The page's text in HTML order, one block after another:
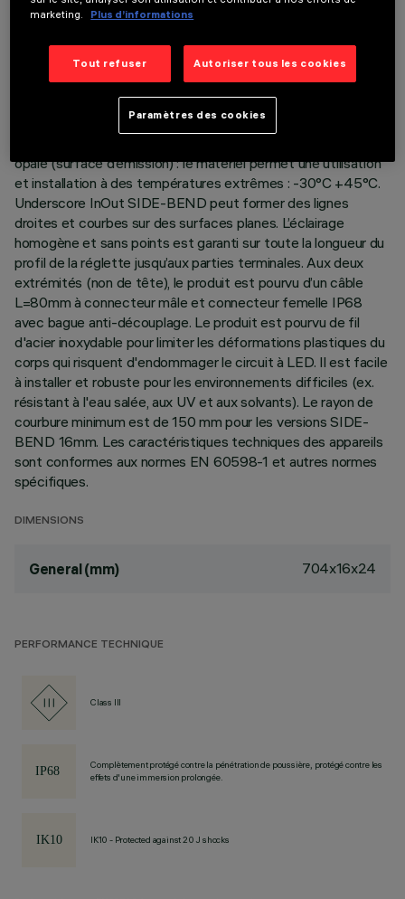
Appareil d’éclairage linéaire pour architecture d’intérieur ou
d’extérieur - à LED monochromes warm white - réalisé sur
circuit flexible blanc 24Vdc, L=704mm. Le circuit est
entièrement encapsulé IP68 avec gaine en polymère à
opale (surface d’émission) : le matériel permet une utilisation
et installation à des températures extrêmes : -30°C +45°C.
Underscore InOut SIDE-BEND peut former des lignes
droites et courbes sur des surfaces planes. L’éclairage
homogène et sans points est garanti sur toute la longueur du
profil de la réglette jusqu’aux parties terminales. Aux deux
extrémités (non de tête), le produit est pourvu d’un câble
L=80mm à connecteur mâle et connecteur femelle IP68
avec bague anti-découplage. Le produit est pourvu de fil
d'acier inoxydable pour limiter les déformations plastiques du
corps qui risquent d'endommager le circuit à LED. Il est facile
à installer et robuste pour les environnements difficiles (ex.
résistant à l'eau salée, aux UV et aux solvants). Le rayon de
courbure minimum est de 150 mm pour les versions SIDE-
BEND 16mm. Les caractéristiques techniques des appareils
sont conformes aux normes EN 60598-1 et autres normes
spécifiques.
DIMENSIONS
General (mm) 704x16x24
PERFORMANCE TECHNIQUE
Class III
Complètement protégé contre la pénétration de poussière, protégé contre les
effets d'une immersion prolongée.
IK10 - Protected against 20 J shocks
marketing.
Plus d’informations
Tout refuser Autoriser tous les cookies
Paramètres des cookies